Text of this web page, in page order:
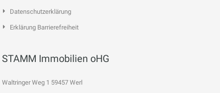
Datenschutzerklärung
Erklärung Barrierefreiheit
STAMM Immobilien oHG
Waltringer Weg 1 59457 Werl